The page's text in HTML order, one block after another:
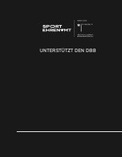
UNTERSTÜTZT DEN DBB